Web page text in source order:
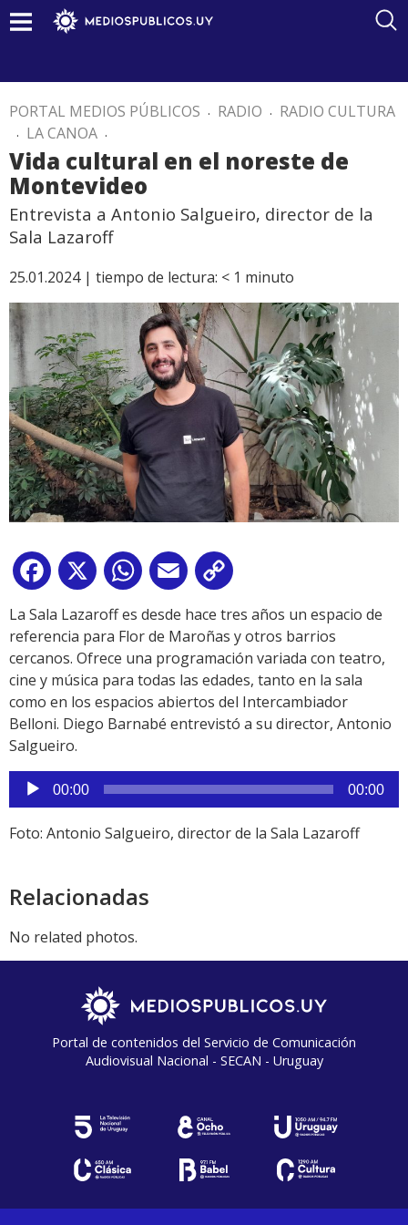
PORTAL MEDIOS PÚBLICOS . RADIO . RADIO CULTURA
. LA CANOA .
Vida cultural en el noreste de
Montevideo
Entrevista a Antonio Salgueiro, director de la
Sala Lazaroff
25.01.2024 | tiempo de lectura: < 1 minuto
Facebook
X WhatsApp
Email
Link
La Sala Lazaroff es desde hace tres años un espacio de
referencia para Flor de Maroñas y otros barrios
cercanos. Ofrece una programación variada con teatro,
cine y música para todas las edades, tanto en la sala
como en los espacios abiertos del Intercambiador
Belloni. Diego Barnabé entrevistó a su director, Antonio
Salgueiro.
Reproductor
de
audio
00:00 00:00
Foto: Antonio Salgueiro, director de la Sala Lazaroff
Relacionadas
No related photos.
Portal de contenidos del Servicio de Comunicación
Audiovisual Nacional - SECAN - Uruguay